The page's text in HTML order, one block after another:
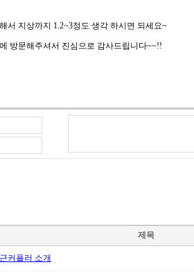
서 지상까지 1.2~3정도 생각 하시면 되세요~
방문해주셔서 진심으로 감사드립니다~~!!
제목
커플러 소개